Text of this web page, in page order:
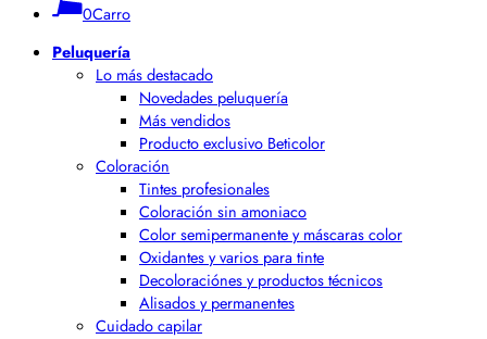
0Carro
Peluquería
Lo más destacado
Novedades peluquería
Más vendidos
Producto exclusivo Beticolor
Coloración
Tintes profesionales
Coloración sin amoniaco
Color semipermanente y máscaras color
Oxidantes y varios para tinte
Decoloraciónes y productos técnicos
Alisados y permanentes
Cuidado capilar